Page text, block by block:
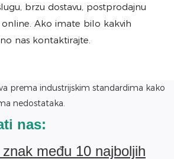
brzu dostavu, postprodajnu
online. Ako imate bilo kakvih
nas kontaktirajte.
prema industrijskim standardima kako
nedostataka.
nas:
znak među 10 najboljih